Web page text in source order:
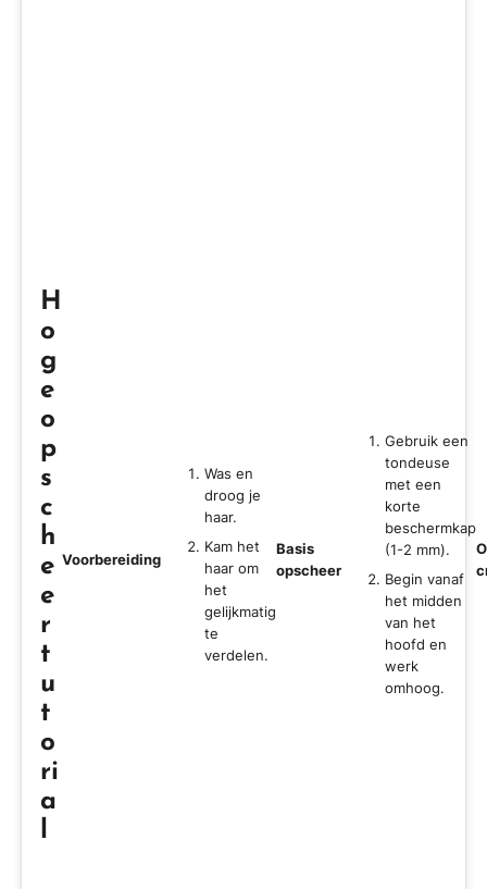
H
o
g
e
o
p
s
c
h
e
e
r
t
u
t
o
ri
a
l
Voorbereiding
Was en
droog je
haar.
Kam het
haar om
het
gelijkmatig
te
verdelen.
Basis
opscheer
Gebruik een
tondeuse
met een
korte
beschermkap
(1-2 mm).
Begin vanaf
het midden
van het
hoofd en
werk
omhoog.